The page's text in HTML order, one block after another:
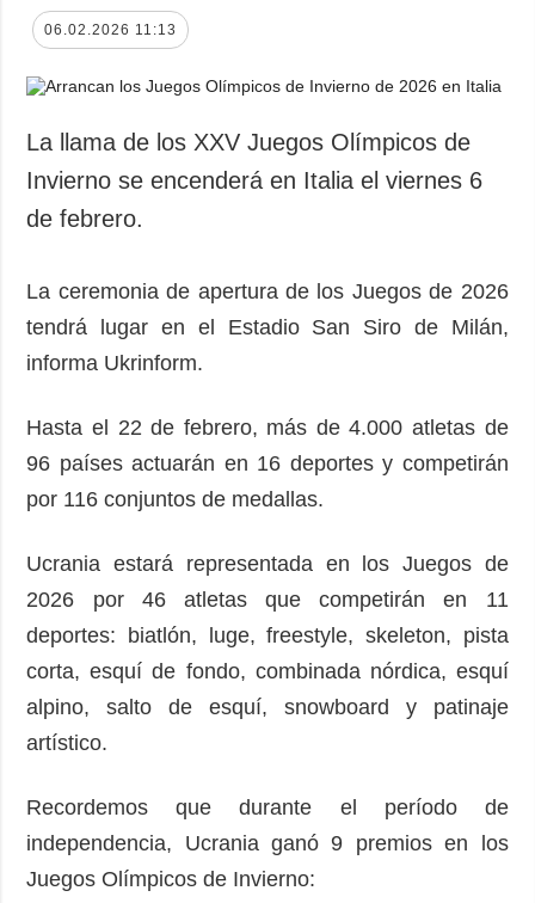
06.02.2026 11:13
La llama de los XXV Juegos Olímpicos de
Invierno se encenderá en Italia el viernes 6
de febrero.
La ceremonia de apertura de los Juegos de 2026
tendrá lugar en el Estadio San Siro de Milán,
informa Ukrinform.
Hasta el 22 de febrero, más de 4.000 atletas de
96 países actuarán en 16 deportes y competirán
por 116 conjuntos de medallas.
Ucrania estará representada en los Juegos de
2026 por 46 atletas que competirán en 11
deportes: biatlón, luge, freestyle, skeleton, pista
corta, esquí de fondo, combinada nórdica, esquí
alpino, salto de esquí, snowboard y patinaje
artístico.
Recordemos que durante el período de
independencia, Ucrania ganó 9 premios en los
Juegos Olímpicos de Invierno: